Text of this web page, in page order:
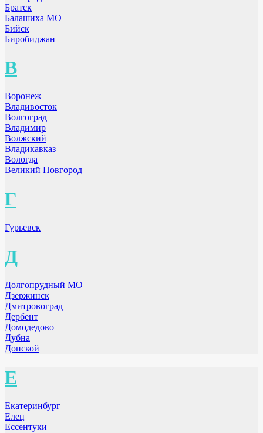
Братск
Балашиха МО
Бийск
Биробиджан
В
Воронеж
Владивосток
Волгоград
Владимир
Волжский
Владикавказ
Вологда
Великий Новгород
Г
Гурьевск
Д
Долгопрудный МО
Дзержинск
Дмитровоград
Дербент
Домодедово
Дубна
Донской
Е
Екатеринбург
Елец
Ессентуки